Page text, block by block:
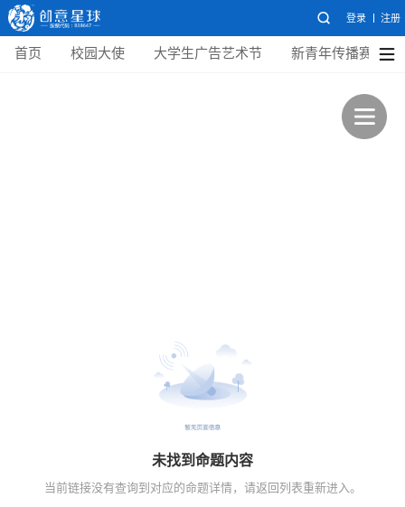
登录 注册
首页 校园大使 大学生广告艺术节 新青年传播赛
未找到命题内容
当前链接没有查询到对应的命题详情，请返回列表重新进入。